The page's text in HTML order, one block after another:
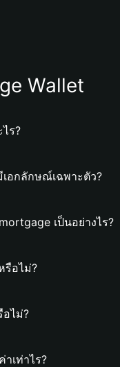
Wallet
ร?
อกลักษณ์เฉพาะตัว?
เป็นอย่างไร?
รือไม่?
ไม่?
เท่าไร?